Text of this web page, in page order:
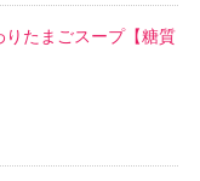
たまごスープ【糖質